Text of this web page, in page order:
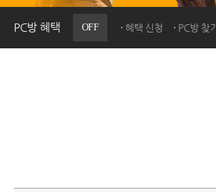
PC방 혜택 OFF 혜택 신청 PC방 찾기